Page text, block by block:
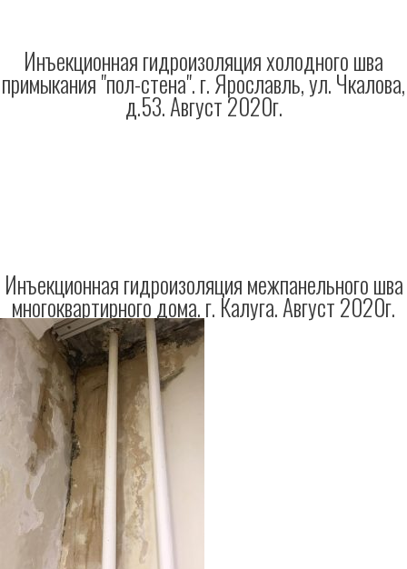
Инъекционная гидроизоляция холодного шва
примыкания "пол-стена". г. Ярославль, ул. Чкалова,
д.53. Август 2020г.
Инъекционная гидроизоляция межпанельного шва
многоквартирного дома. г. Калуга. Август 2020г.